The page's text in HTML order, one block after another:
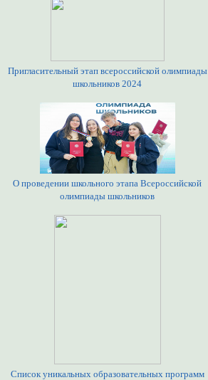
Пригласительный этап всероссийской олимпиады
школьников 2024
О проведении школьного этапа Всероссийской
олимпиады школьников
Список уникальных образовательных программ